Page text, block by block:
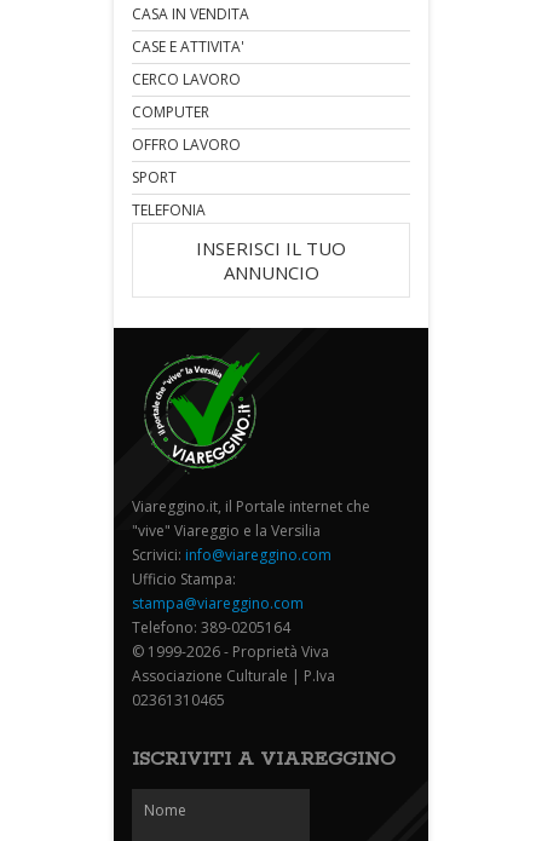
CASA IN VENDITA
CASE E ATTIVITA'
CERCO LAVORO
COMPUTER
OFFRO LAVORO
SPORT
TELEFONIA
INSERISCI IL TUO
ANNUNCIO
Viareggino.it, il Portale internet che
"vive" Viareggio e la Versilia
Scrivici: info@viareggino.com
Ufficio Stampa:
stampa@viareggino.com
Telefono: 389-0205164
© 1999-2026 - Proprietà Viva
Associazione Culturale | P.Iva
02361310465
ISCRIVITI A VIAREGGINO